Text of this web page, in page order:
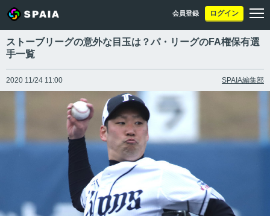
会員登録 ログイン
ストーブリーグの意外な目玉は？パ・リーグのFA権保有選
手一覧
2020 11/24 11:00 SPAIA編集部